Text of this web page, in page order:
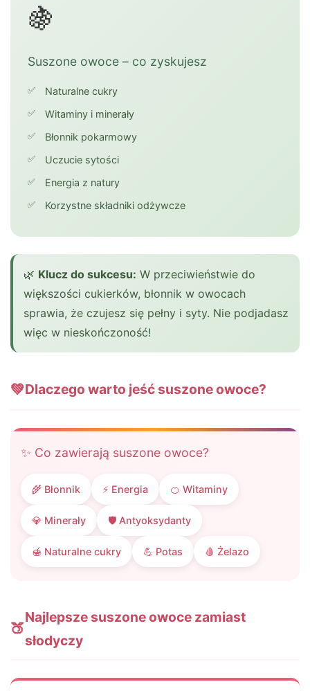
🍇
Suszone owoce – co zyskujesz
Naturalne cukry
Witaminy i minerały
Błonnik pokarmowy
Uczucie sytości
Energia z natury
Korzystne składniki odżywcze
🌿 Klucz do sukcesu: W przeciwieństwie do
większości cukierków, błonnik w owocach
sprawia, że czujesz się pełny i syty. Nie podjadasz
więc w nieskończoność!
💚Dlaczego warto jeść suszone owoce?
✨ Co zawierają suszone owoce?
🌾 Błonnik ⚡ Energia 🍊 Witaminy
💎 Minerały 🛡️ Antyoksydanty
🍯 Naturalne cukry 💪 Potas 🩸 Żelazo
🍑
Najlepsze suszone owoce zamiast
słodyczy